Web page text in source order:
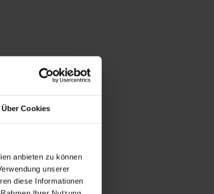
Über Cookies
anbieten zu können
unserer
diese Informationen